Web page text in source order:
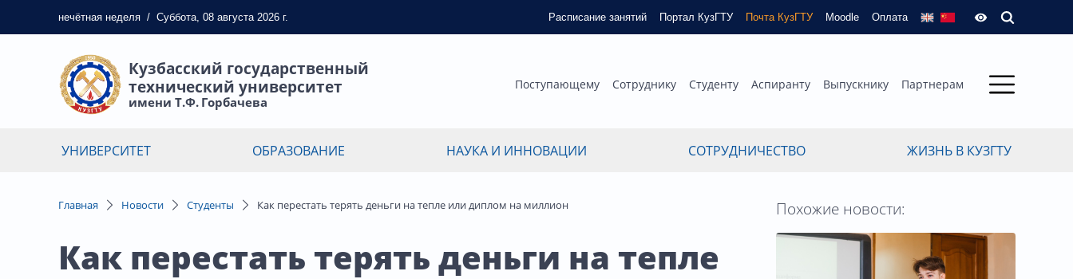
нечётная неделя / Суббота, 08 августа 2026 г. Расписание занятий Портал КузГТУ Почта КузГТУ Moodle Оплата
Кузбасский государственный
технический университет
имени Т.Ф. Горбачева
Поступающему Сотруднику Студенту Аспиранту Выпускнику Партнерам
УНИВЕРСИТЕТ ОБРАЗОВАНИЕ НАУКА И ИННОВАЦИИ СОТРУДНИЧЕСТВО ЖИЗНЬ В КУЗГТУ
Главная Новости Студенты Как перестать терять деньги на тепле или диплом на миллион
Как перестать терять деньги на тепле
Похожие новости: